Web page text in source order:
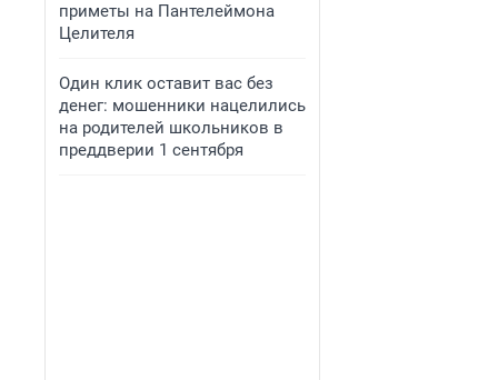
приметы на Пантелеймона
Целителя
Один клик оставит вас без
денег: мошенники нацелились
на родителей школьников в
преддверии 1 сентября